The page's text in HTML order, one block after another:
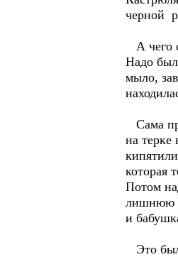
черной
А чего
Надо
мыло,
Сама
на терке
которая
Потом
лишнюю
и
Это